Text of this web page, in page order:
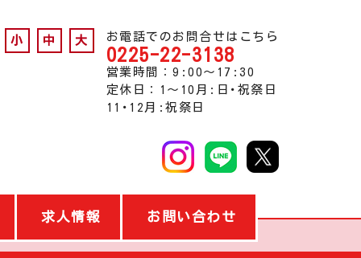
お電話でのお問合せはこちら
0225-22-3138
営業時間：9:00～17:30
定休日：1～10月:日･祝祭日
11･12月:祝祭日
小 中 大
求人情報 お問い合わせ